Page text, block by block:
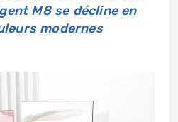
M8 se décline en
modernes